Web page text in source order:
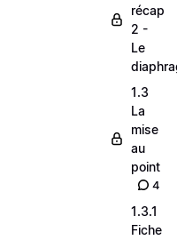
récap
2 -
Le
1.3
La
mise
au
point
4
1.3.1
Fiche